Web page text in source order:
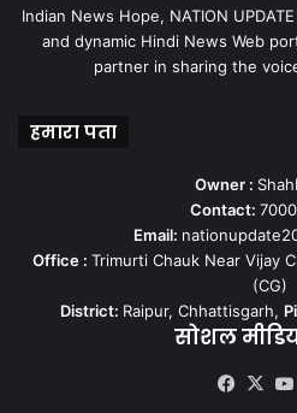
Indian News Hope, NATION
and dynamic Hindi News Web
partner in sharing the
हमारा पता
Owner :
Contact:
Email:
Office : Trimurti Chauk Near Vijay
(CG)
District: Raipur, Chhattisgarh,
सोशल
X